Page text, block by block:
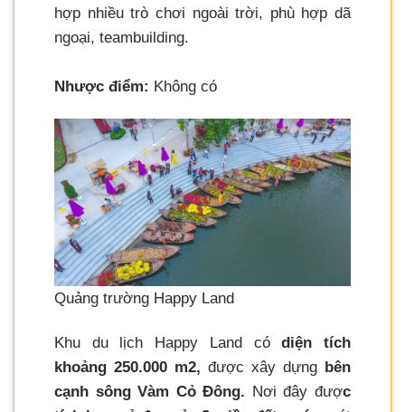
hợp nhiều trò chơi ngoài trời, phù hợp dã
ngoại, teambuilding.
Nhược điểm: Không có
Quảng trường Happy Land
Khu du lịch Happy Land códiện tích
khoảng 250.000 m2, được xây dựng bên
cạnh sông Vàm Cỏ Đông. Nơi đây được